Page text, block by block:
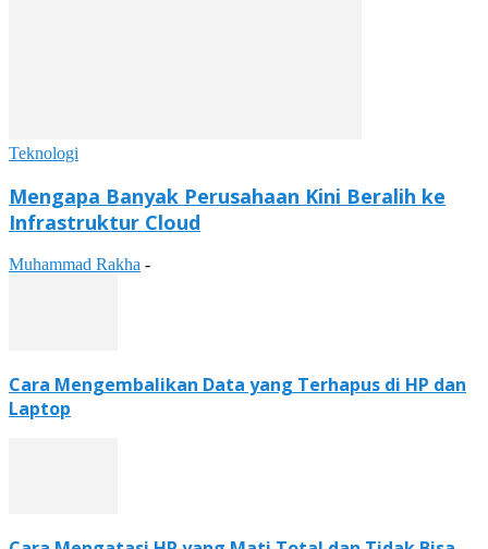
Teknologi
Mengapa Banyak Perusahaan Kini Beralih ke
Infrastruktur Cloud
Muhammad Rakha -
Cara Mengembalikan Data yang Terhapus di HP dan
Laptop